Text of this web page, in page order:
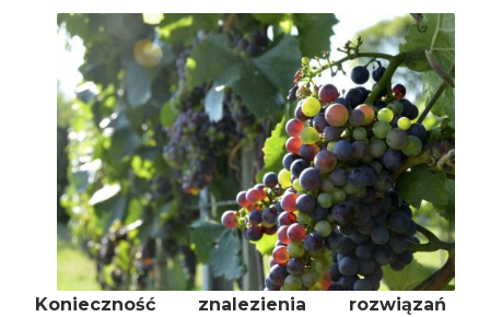
Konieczność znalezienia rozwiązań